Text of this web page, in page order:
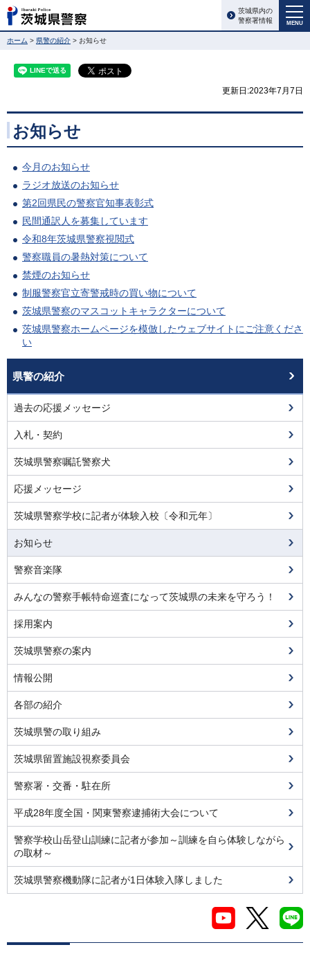
MENU
茨城県内の
警察署情報
ホーム > 県警の紹介 > お知らせ
更新日:2023年7月7日
お知らせ
今月のお知らせ
ラジオ放送のお知らせ
第2回県民の警察官知事表彰式
民間通訳人を募集しています
令和8年茨城県警察視閲式
警察職員の暑熱対策について
禁煙のお知らせ
制服警察官立寄警戒時の買い物について
茨城県警察のマスコットキャラクターについて
茨城県警察ホームページを模倣したウェブサイトにご注意くださ
い
県警の紹介
過去の応援メッセージ
入札・契約
茨城県警察嘱託警察犬
応援メッセージ
茨城県警察学校に記者が体験入校〔令和元年〕
お知らせ
警察音楽隊
みんなの警察手帳特命巡査になって茨城県の未来を守ろう！
採用案内
茨城県警察の案内
情報公開
各部の紹介
茨城県警の取り組み
茨城県留置施設視察委員会
警察署・交番・駐在所
平成28年度全国・関東警察逮捕術大会について
警察学校山岳登山訓練に記者が参加～訓練を自ら体験しながら
の取材～
茨城県警察機動隊に記者が1日体験入隊しました